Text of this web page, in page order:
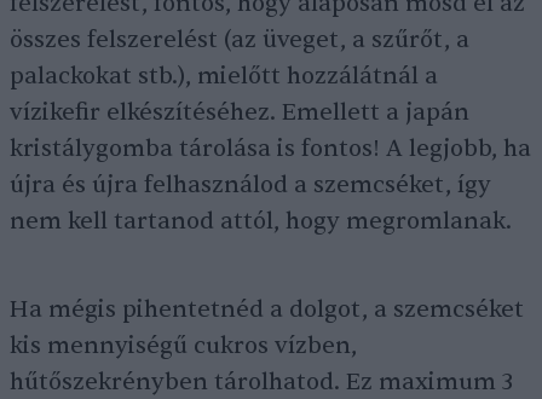
összes felszerelést (az üveget, a szűrőt, a
palackokat stb.), mielőtt hozzálátnál a
vízikefir elkészítéséhez. Emellett a japán
kristálygomba tárolása is fontos! A legjobb, ha
újra és újra felhasználod a szemcséket, így
nem kell tartanod attól, hogy megromlanak.
Ha mégis pihentetnéd a dolgot, a szemcséket
kis mennyiségű cukros vízben,
hűtőszekrényben tárolhatod. Ez maximum 3